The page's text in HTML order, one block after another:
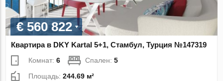
€ 560 822
Квартира в DKY Kartal 5+1, Стамбул, Турция №147319
Комнат:6 Спален:5
Площадь:244.69 м²